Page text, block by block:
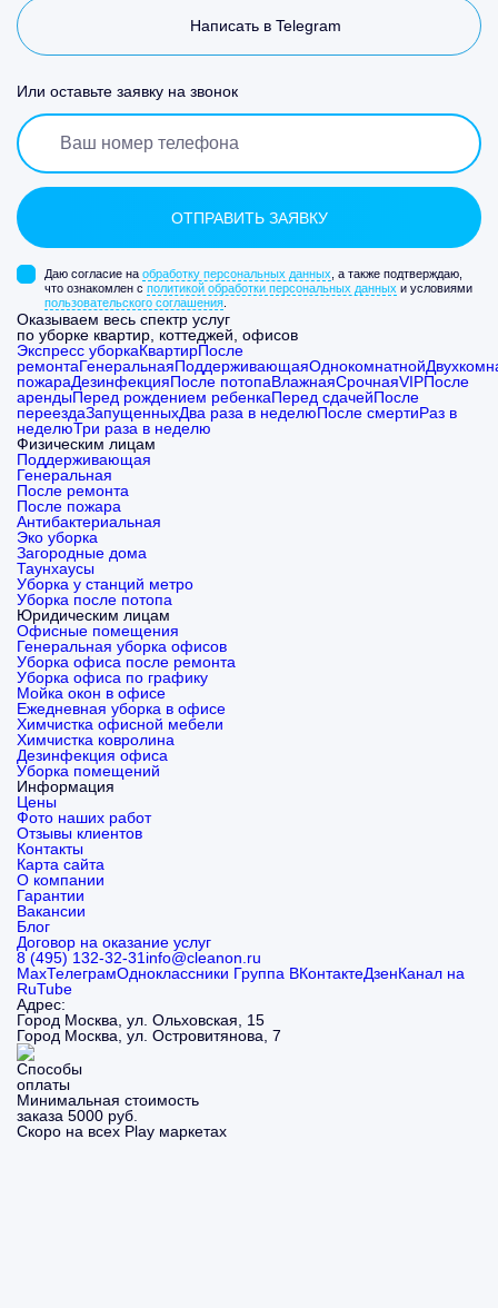
Написать в Telegram
Или оставьте заявку на звонок
Даю согласие на обработку персональных данных , а также подтверждаю,
что ознакомлен с политикой обработки персональных данных и условиями
пользовательского соглашения
Оказываем весь спектр услуг
по уборке квартир, коттеджей, офисов
Экспресс уборкаКвартирПосле
ремонтаГенеральнаяПоддерживающаяОднокомнатной
пожараДезинфекцияПосле потопаВлажнаяCрочнаяVIPПосле
арендыПеред рождением ребенкаПеред сдачейПосле
переездаЗапущенныхДва раза в неделюПосле смертиРаз в
неделюТри раза в неделю
Физическим лицам
Поддерживающая
Генеральная
После ремонта
После пожара
Антибактериальная
Эко уборка
Загородные дома
Таунхаусы
Уборка у станций метро
Уборка после потопа
Юридическим лицам
Офисные помещения
Генеральная уборка офисов
Уборка офиса после ремонта
Уборка офиса по графику
Мойка окон в офисе
Ежедневная уборка в офисе
Химчистка офисной мебели
Химчистка ковролина
Дезинфекция офиса
Уборка помещений
Информация
Цены
Фото наших работ
Отзывы клиентов
Контакты
Карта сайта
О компании
Гарантии
Вакансии
Блог
Договор на оказание услуг
8 (495) 132-32-31 info@cleanon.ru
MaxТелеграмОдноклассники Группа ВКонтактеДзенКанал на
RuTube
Адрес:
Город Москва, ул. Ольховская, 15
Город Москва, ул. Островитянова, 7
Минимальная стоимость
заказа 5000 руб.
Скоро на всех Play маркетах